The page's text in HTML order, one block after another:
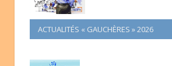
ACTUALITÉS « GAUCHÈRES » 2026